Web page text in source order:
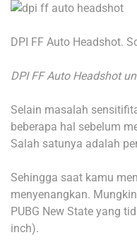
DPI FF Auto Headshot.
DPI FF Auto Headshot
Selain masalah
beberapa hal sebelum
Salah satunya adalah
Sehingga saat kamu
menyenangkan.
PUBG New State yang
inch).